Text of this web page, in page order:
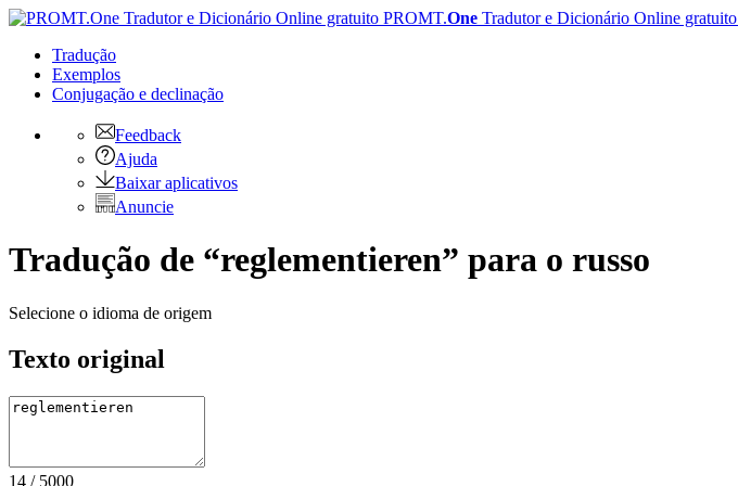
PROMT.One Tradutor e Dicionário Online gratuito
Tradução
Exemplos
Conjugação e declinação
Feedback
Ajuda
Baixar aplicativos
Anuncie
Tradução de “reglementieren” para o russo
Selecione o idioma de origem
Texto original
14 / 5000